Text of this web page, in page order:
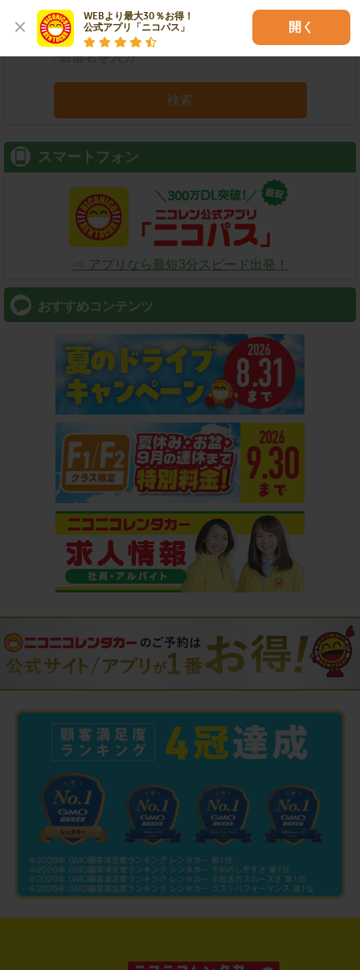
WEBより最大30％お得！
公式アプリ「ニコパス」
開く
店舗名 駅名
検索
スマートフォン
⇒ アプリなら最短3分スピード出発！
おすすめコンテンツ